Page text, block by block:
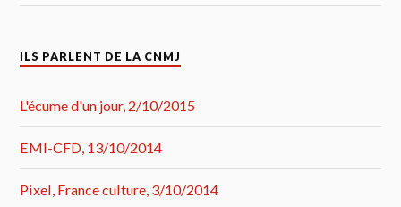
ILS PARLENT DE LA CNMJ
L'écume d'un jour, 2/10/2015
EMI-CFD, 13/10/2014
Pixel, France culture, 3/10/2014